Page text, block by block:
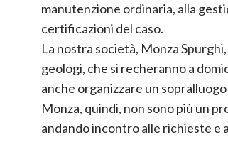
manutenzione ordinaria, alla
certificazioni del caso.
La nostra società, Monza
geologi, che si recheranno a
anche organizzare un
Monza, quindi, non sono più un
andando incontro alle richieste e